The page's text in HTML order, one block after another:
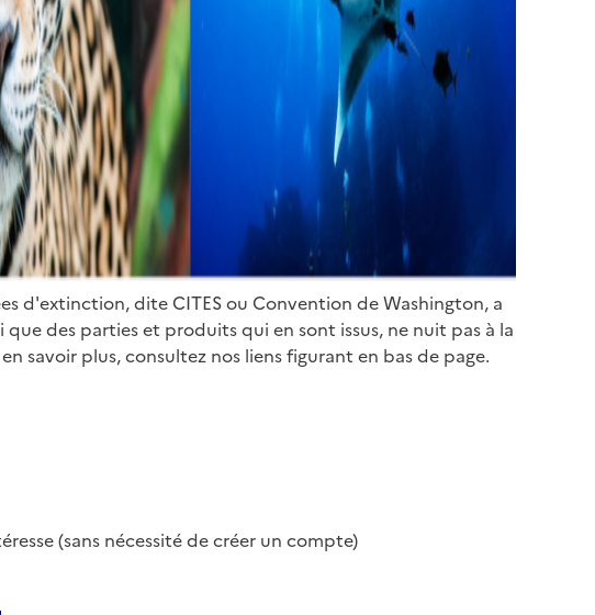
d'extinction, dite CITES ou Convention de Washington, a
des parties et produits qui en sont issus, ne nuit pas à la
savoir plus, consultez nos liens figurant en bas de page.
(sans nécessité de créer un compte)